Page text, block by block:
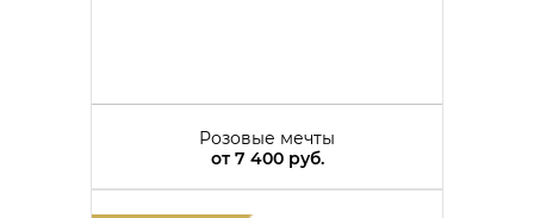
Розовые мечты
от7 400 руб.